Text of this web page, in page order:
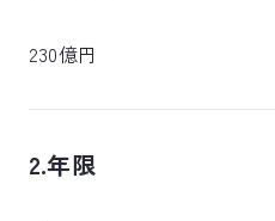
230億円
2.年限